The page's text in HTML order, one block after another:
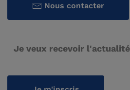
Nous contacter
Je veux recevoir